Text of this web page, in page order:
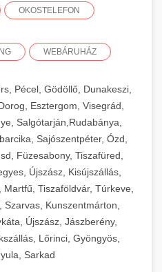
OKOSTELEFON
WEBÁRUHÁZ
Pécel, Gödöllő, Dunakeszi,
Esztergom, Visegrád,
Salgótarján,Rudabánya,
Sajószentpéter, Ózd,
Füzesabony, Tiszafüred,
Újszász, Kisújszállás,
Tiszaföldvár, Túrkeve,
Kunszentmárton,
Újszász, Jászberény,
Lőrinci, Gyöngyös,
Sarkad